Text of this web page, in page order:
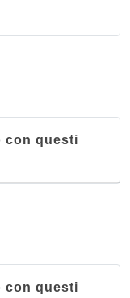
con questi
con questi